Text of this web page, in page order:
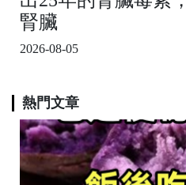
腎臟
2026-08-05
熱門文章